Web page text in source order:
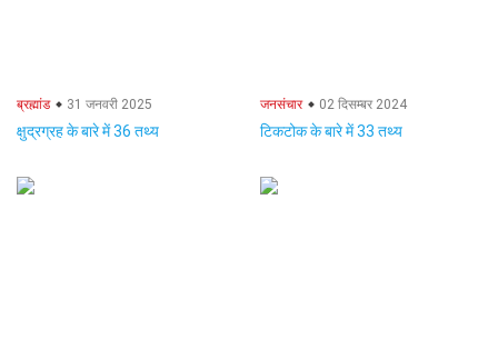
ब्रह्मांड 31 जनवरी 2025
क्षुद्रग्रह के बारे में 36 तथ्य
जनसंचार 02 दिसम्बर 2024
टिकटोक के बारे में 33 तथ्य